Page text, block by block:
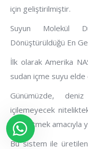
için geliştirilmiştir.
Suyun Molekül
Dönüştürüldüğü En
İlk olarak Amerika
sudan içme suyu elde
Günümüzde,
içilemeyecek
elde etmek amacıyla
Bu sistem ile